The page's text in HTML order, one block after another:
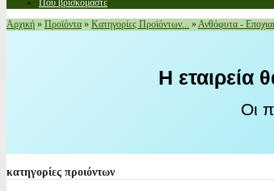
Που βρισκόμαστε
Αρχική » Προϊόντα » Κατηγορίες Προϊόντων... »Ανθόφυτα -
Η εταιρεία
Οι
κατηγορίες προιόντων